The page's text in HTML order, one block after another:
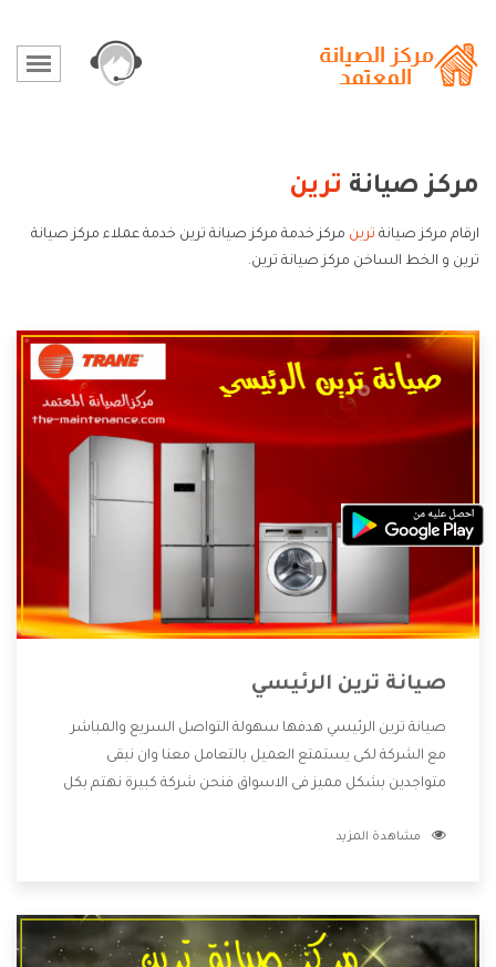
مركز صيانة ترين
ارقام مركز صيانة ترين مركز خدمة مركز صيانة ترين خدمة عملاء مركز صيانة
ترين و الخط الساخن مركز صيانة ترين.
صيانة ترين الرئيسي
صيانة ترين الرئيسي هدفها سهولة التواصل السريع والمباشر
مع الشركة لكى يستمتع العميل بالتعامل معنا وان نبقى
متواجدين بشكل مميز فى الاسواق فنحن شركة كبيرة نهتم بكل
الشركة بها والتى تكون منها خدمة الصيانة التى تكون من أهم
الأسعار التى تكون مناسبة لكثير من العملاء
مشاهدة المزيد